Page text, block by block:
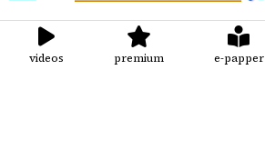
videos premium e-papper